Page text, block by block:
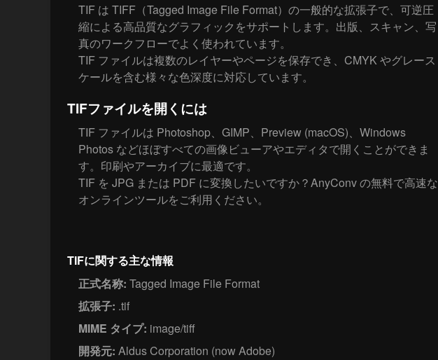
TIF は TIFF（Tagged Image File Format）の一般的な拡張子で、可逆圧
縮による高品質なグラフィックをサポートします。出版、スキャン、写
真のワークフローでよく使われています。
TIF ファイルは複数のレイヤーやページを保存でき、CMYK やグレース
ケールを含む様々な色深度に対応しています。
TIFファイルを開くには
TIF ファイルは Photoshop、GIMP、Preview (macOS)、Windows
Photos などほぼすべての画像ビューアやエディタで開くことができま
す。印刷やアーカイブに最適です。
TIF を JPG または PDF に変換したいですか？AnyConv の無料で高速な
オンラインツールをご利用ください。
TIFに関する主な情報
正式名称: Tagged Image File Format
拡張子: .tif
MIME タイプ: image/tiff
開発元: Aldus Corporation (now Adobe)